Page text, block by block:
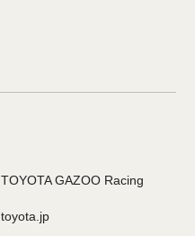
TOYOTA GAZOO Racing
toyota.jp